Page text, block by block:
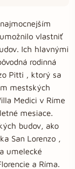
vlastniť
Ich hlavnými
rodinná
Pitti , ktorý sa
mestských
Medici v Ríme
mesiace.
budov, ako
San Lorenzo ,
umelecké
a Ríma.